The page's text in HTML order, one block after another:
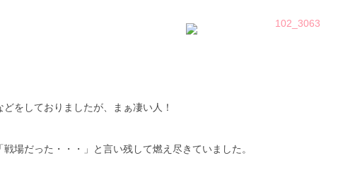
をしておりましたが、まぁ凄い人！
場だった・・・」と言い残して燃え尽きていました。